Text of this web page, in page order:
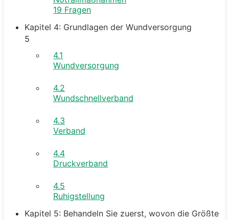
19 Fragen
Kapitel 4: Grundlagen der Wundversorgung
5
4.1
Wundversorgung
4.2
Wundschnellverband
4.3
Verband
4.4
Druckverband
4.5
Ruhigstellung
Kapitel 5: Behandeln Sie zuerst, wovon die Größte